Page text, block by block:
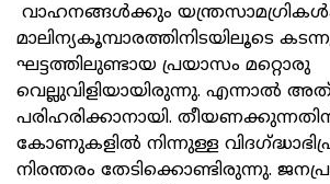
വാഹനങ്ങള്‍ക്കും
മാലിന്യകൂമ്പാരത്തിനിടയിലൂടെ
ഘട്ടത്തിലുണ്ടായ പ്രയാസം മറ്റൊരു
വെല്ലുവിളിയായിരുന്നു. എന്നാല്‍ അത്
പരിഹരിക്കാനായി.
കോണുകളില്‍ നിന്നുള്ള
നിരന്തരം തേടിക്കൊണ്ടിരുന്നു.